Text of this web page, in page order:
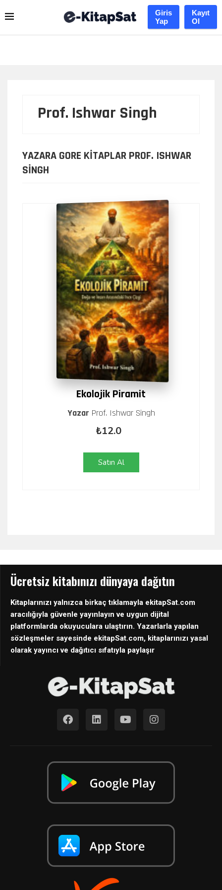
Giris
Yap
Kayıt
Ol
Prof. Ishwar Singh
YAZARA GORE KITAPLAR PROF. ISHWAR
SINGH
Ekolojik Piramit
Yazar Prof. Ishwar Singh
₺12.0
Satın Al
Ücretsiz kitabınızı dünyaya dağıtın
Kitaplarınızı yalnızca birkaç tıklamayla ekitapSat.com
aracılığıyla güvenle yayınlayın ve uygun dijital
platformlarda okuyuculara ulaştırın. Yazarlarla yapılan
sözleşmeler sayesinde ekitapSat.com, kitaplarınızı yasal
olarak yayıncı ve dağıtıcı sıfatıyla paylaşır